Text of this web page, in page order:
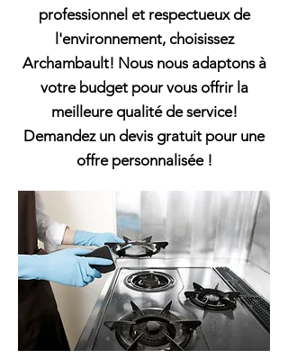
professionnel et respectueux de
l'environnement, choisissez
Archambault! Nous nous adaptons à
votre budget pour vous offrir la
meilleure qualité de service!
Demandez un devis gratuit pour une
offre personnalisée !